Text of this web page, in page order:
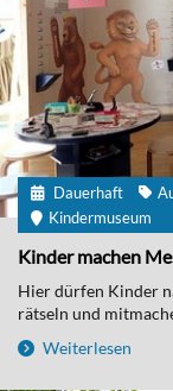
Dauerhaft
Kindermuseum
Kinder machen
Hier dürfen Kinder
rätseln und
Weiterlesen